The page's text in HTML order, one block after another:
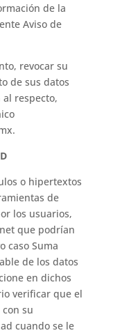
de la
Aviso de
revocar su
de sus datos
respecto,
o hipertextos
de
los usuarios,
que podrían
caso Suma
de los datos
en dichos
verificar que el
su
cuando se le